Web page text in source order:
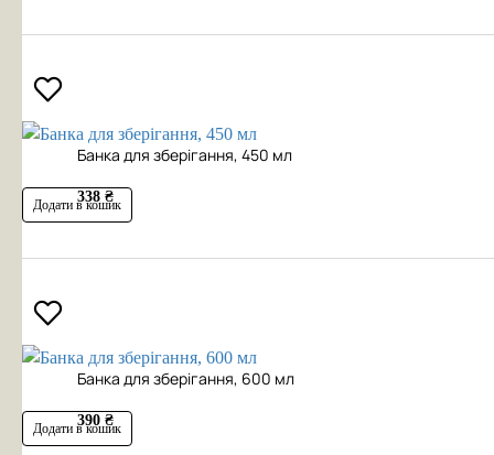
Банка для зберігання, 450 мл
338 ₴
Додати в кошик
Банка для зберігання, 600 мл
390 ₴
Додати в кошик